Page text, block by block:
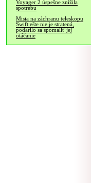
Voyager 2 úspešne znížila
spotrebu
Misia na záchranu teleskopu
Swift ešte nie je stratená,
podarilo sa spomaliť jej
otáčanie